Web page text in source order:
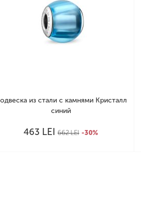
из стали с камнями Кристалл
синий
463 LEI 662LEI -30%